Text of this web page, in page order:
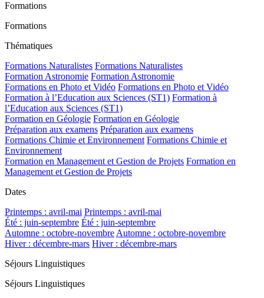
Formations
Formations
Thématiques
Formations Naturalistes Formations Naturalistes
Formation Astronomie Formation Astronomie
Formations en Photo et Vidéo Formations en Photo et Vidéo
Formation à l’Education aux Sciences (ST1) Formation à
l’Education aux Sciences (ST1)
Formation en Géologie Formation en Géologie
Préparation aux examens Préparation aux examens
Formations Chimie et Environnement Formations Chimie et
Environnement
Formation en Management et Gestion de Projets Formation en
Management et Gestion de Projets
Dates
Printemps : avril-mai Printemps : avril-mai
Été : juin-septembre Été : juin-septembre
Automne : octobre-novembreAutomne : octobre-novembre
Hiver : décembre-mars Hiver : décembre-mars
Séjours Linguistiques
Séjours Linguistiques